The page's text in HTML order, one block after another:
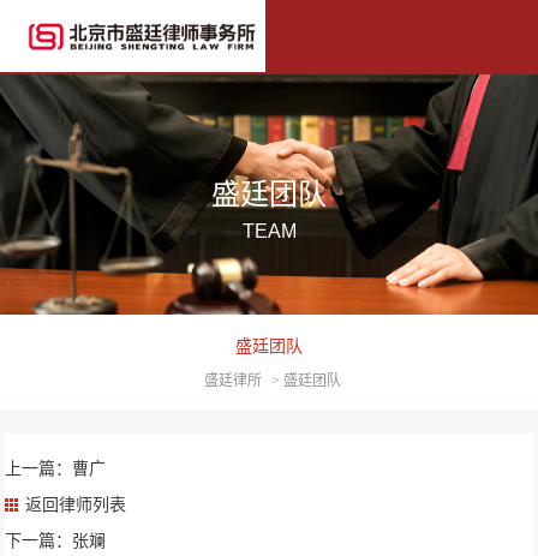
盛廷团队
TEAM
盛廷团队
盛廷律所 > 盛廷团队
上一篇：曹广
返回律师列表
下一篇：张斓